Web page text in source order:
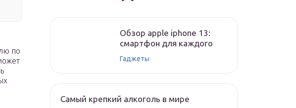
по
Обзор apple iphone 13:
смартфон для каждого
Гаджеты
Самый крепкий алкоголь в мире